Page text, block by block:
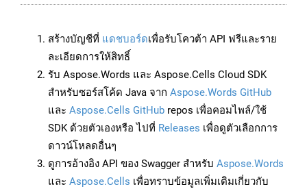
สร้างบัญชีที่ แดชบอร์ดเพื่อรับโควต้า API ฟรีและราย
ละเอียดการให้สิทธิ์
รับ Aspose.Words และ Aspose.Cells Cloud SDK
สำหรับซอร์สโค้ด Java จาก Aspose.Words GitHub
และ Aspose.Cells GitHub repos เพื่อคอมไพล์/ใช้
SDK ด้วยตัวเองหรือ ไปที่ Releases เพื่อดูตัวเลือกการ
ดาวน์โหลดอื่นๆ
ดูการอ้างอิง API ของ Swagger สำหรับ Aspose.Words
และ Aspose.Cells เพื่อทราบข้อมูลเพิ่มเติมเกี่ยวกับ